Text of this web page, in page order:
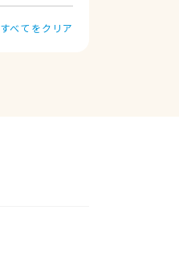
すべてをクリア